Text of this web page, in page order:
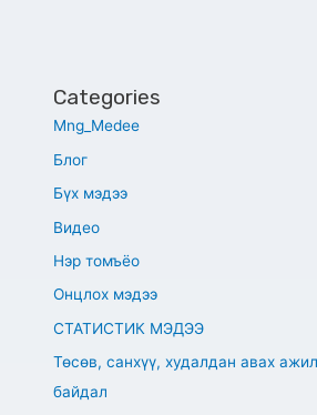
Categories
Mng_Medee
Блог
Бүх мэдээ
Видео
Нэр томъёо
Онцлох мэдээ
СТАТИСТИК МЭДЭЭ
Төсөв, санхүү, худалдан авах
байдал